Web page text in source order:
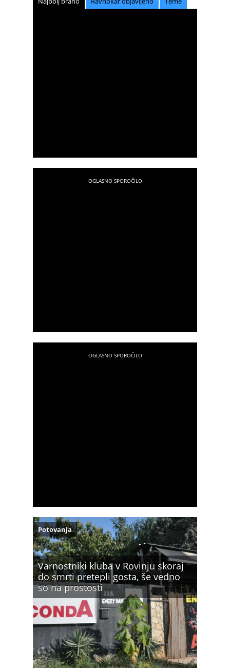
Varnostniki kluba v Rovinju skoraj
do smrti pretepli gosta, še vedno
so na prostosti
Potovanja